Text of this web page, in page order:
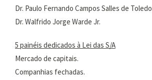
Dr. Paulo Fernando Campos Salles de Toledo
Dr. Walfrido Jorge Warde Jr.
5 painéis dedicados à Lei das S/A
Mercado de capitais.
Companhias fechadas.